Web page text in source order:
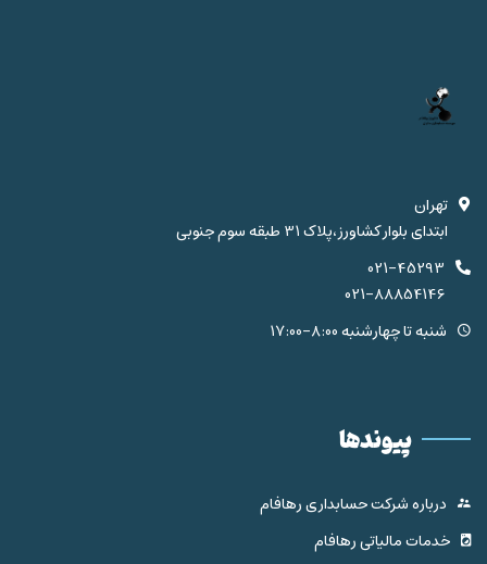
تهران
ابتدای بلوار کشاورز،پلاک 31 طبقه سوم جنوبی
021-45293
021-88854146
شنبه تا چهارشنبه 8:00-17:00
پیوندها
درباره شرکت حسابداری رهافام
خدمات مالیاتی رهافام